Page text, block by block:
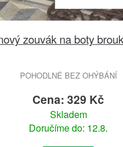
zouvák na boty
POHODLNĚ BEZ OHÝBÁNÍ
Cena: 329 Kč
Skladem
Doručíme do: 12.8.